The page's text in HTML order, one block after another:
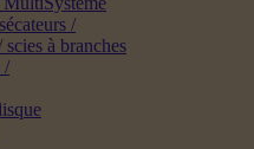
/
à branches
/